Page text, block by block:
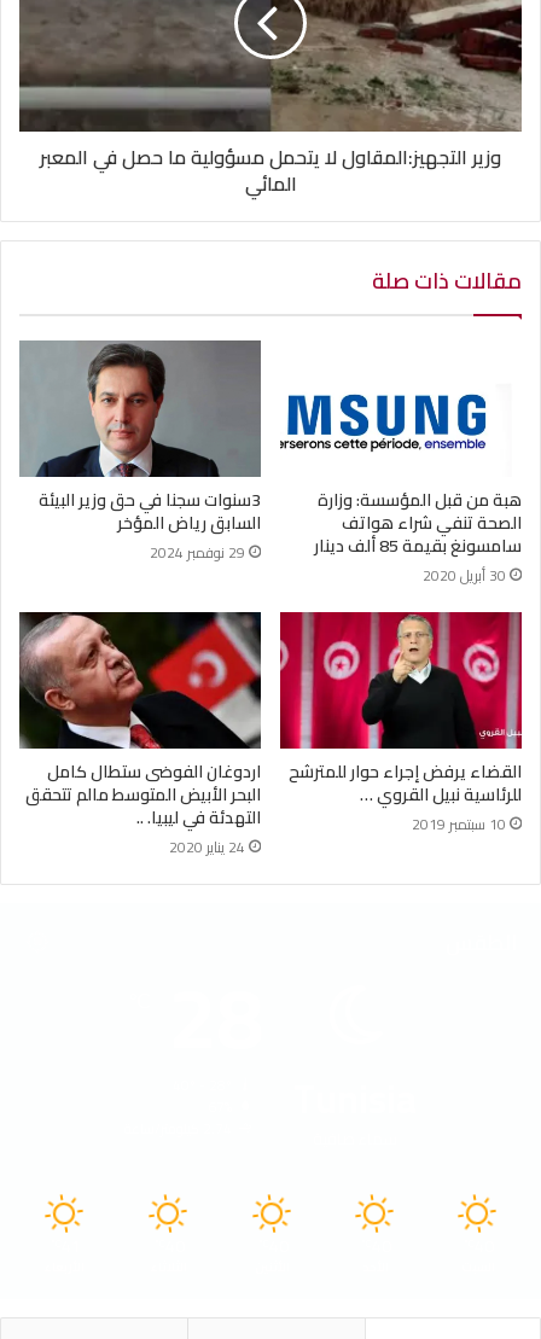
وزير التجهيز:المقاول لا يتحمل مسؤولية ما حصل في المعبر
المائي
مقالات ذات صلة
هبة من قبل المؤسسة: وزارة
الصحة تنفي شراء هواتف
سامسونغ بقيمة 85 ألف دينار
30 أبريل 2020
3سنوات سجنا في حق وزير البيئة
السابق رياض المؤخر
29 نوفمبر 2024
القضاء يرفض إجراء حوار للمترشح
للرئاسية نبيل القروي …
10 سبتمبر 2019
اردوغان الفوضى ستطال كامل
البحر الأبيض المتوسط مالم تتحقق
التهدئة في ليبيا. ..
24 يناير 2020